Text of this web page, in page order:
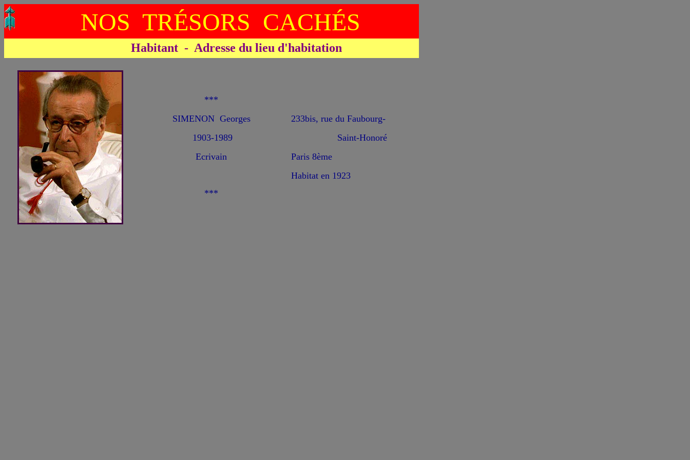
NOS TRÉSORS CACHÉS
Habitant - Adresse du lieu d'habitation
***
SIMENON Georges
1903-1989
Ecrivain
***
233bis, rue du Faubourg-
Saint-Honoré
Paris 8ème
Habitat en 1923